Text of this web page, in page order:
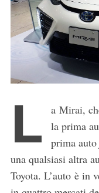
L
a Mirai,
la prima
prima auto
una qualsiasi altra
Toyota. L’auto è in